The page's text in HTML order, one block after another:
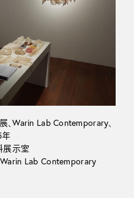
、Warin Lab Contemporary、
年
展示室
Lab Contemporary